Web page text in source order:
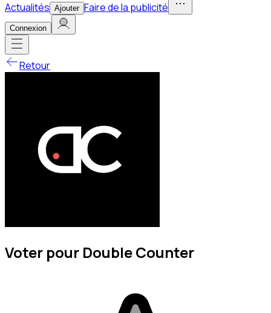
Actualités Ajouter Faire de la publicité
Connexion
Retour
Voter pour Double Counter